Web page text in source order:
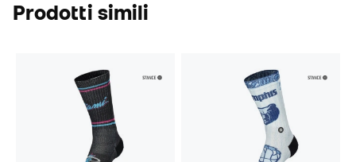
Prodotti simili